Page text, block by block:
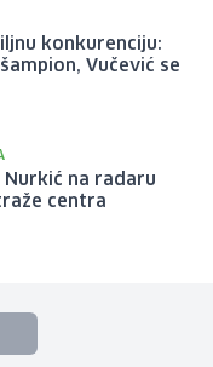
konkurenciju:
Vučević se
Nurkić na radaru
centra